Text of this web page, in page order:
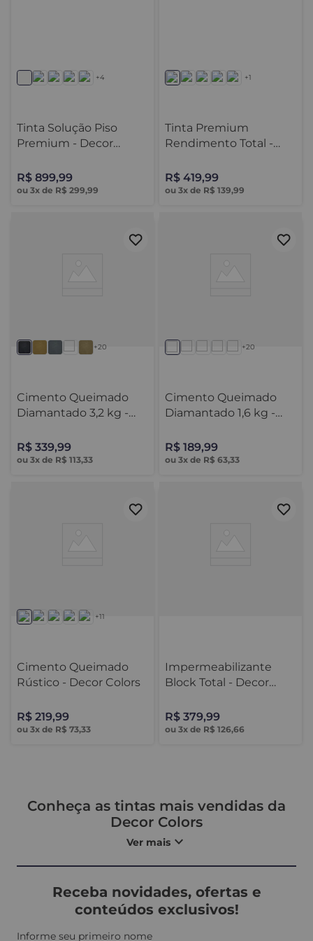
superior.+4
Tinta Solução Piso
Premium - Decor
R$ 899,99
ou 3x de R$ 299,99
+1
Tinta Premium
Rendimento Total -
R$ 419,99
ou 3x de R$ 139,99
+20
Cimento Queimado
Diamantado 3,2 kg -
R$ 339,99
ou 3x de R$ 113,33
+20
Cimento Queimado
Diamantado 1,6 kg -
R$ 189,99
ou 3x de R$ 63,33
+11
Cimento Queimado
Rústico - Decor Colors
R$ 219,99
ou 3x de R$ 73,33
Impermeabilizante
Block Total - Decor
R$ 379,99
ou 3x de R$ 126,66
Conheça as tintas mais vendidas da
Decor Colors
Descubra as soluções ideais para transformar sua casa
comalta cobertura, durabilidade e acabamento
, mesmo sem experiência em pintura.
Nesta seleção você encontra desde tinta para parede
interna e externa, até soluções completas como
impermeabilizante para laje e telhado
Ver maisexpand_more
Receba novidades, ofertas e
conteúdos exclusivos!
Informe seu primeiro nome